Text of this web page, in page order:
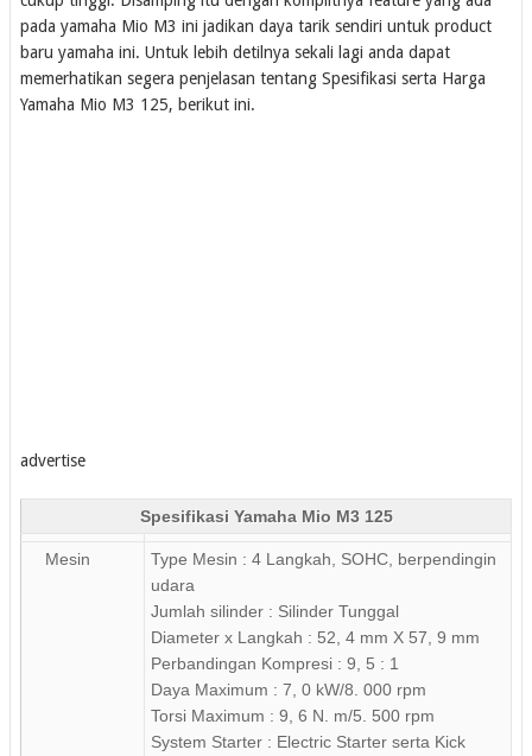
pada yamaha Mio M3 ini jadikan daya tarik sendiri untuk product
baru yamaha ini. Untuk lebih detilnya sekali lagi anda dapat
memerhatikan segera penjelasan tentang Spesifikasi serta Harga
Yamaha Mio M3 125, berikut ini.
advertise
Spesifikasi Yamaha Mio M3 125
Mesin
Type Mesin : 4 Langkah, SOHC, berpendingin
udara
Jumlah silinder : Silinder Tunggal
Diameter x Langkah : 52, 4 mm X 57, 9 mm
Perbandingan Kompresi : 9, 5 : 1
Daya Maximum : 7, 0 kW/8. 000 rpm
Torsi Maximum : 9, 6 N. m/5. 500 rpm
System Starter : Electric Starter serta Kick